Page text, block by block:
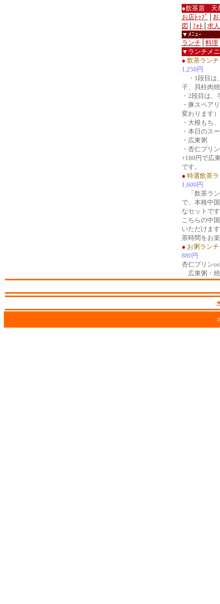
●飲茶居 天
お店ﾄｯﾌﾟ
図
ﾌｫﾄ
求
▼ﾒﾆｭｰ
ランチ
料理
▼ランチメ
● 飲茶ランチ
1,250円
・1段目は
子、貝柱肉
・2段目は
・豚スペア
変わります）
・大根もち
・本日のス
・広東粥
・杏仁プリン
+180円で広
です。
● 特選飲茶
1,600円
「飲茶ラン
で、本格中
なセットで
こちらの中
いただけま
茶時間をお
● お粥ランチ
880円
杏仁プリン
広東粥・